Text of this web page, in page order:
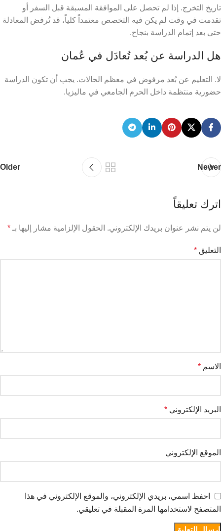
تاريخ التخرج. إذا لم تحصل على الموافقة المسبقة قبل السفر أو
تقدمت في وقت لم يكن فيه التخصص معتمداً كلياً، قد تُرفض المعادلة
حتى بعد إتمام الدراسة بنجاح.
هل الدراسة عن بُعد تُعادَل في عُمان
لا. التعليم عن بُعد مرفوض في معظم الحالات. يجب أن تكون الدراسة
حضورية منتظمة داخل الحرم الجامعي في ماليزيا.
Newer
Older
اترك تعليقاً
لن يتم نشر عنوان بريدك الإلكتروني. الحقول الإلزامية مشار إليها بـ *
التعليق *
الاسم *
البريد الإلكتروني *
الموقع الإلكتروني
احفظ اسمي، بريدي الإلكتروني، والموقع الإلكتروني في هذا
المتصفح لاستخدامها المرة المقبلة في تعليقي.